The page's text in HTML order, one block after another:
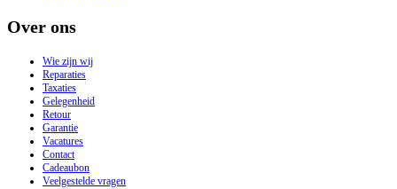
Over ons
Wie zijn wij
Reparaties
Taxaties
Gelegenheid
Retour
Garantie
Vacatures
Contact
Cadeaubon
Veelgestelde vragen